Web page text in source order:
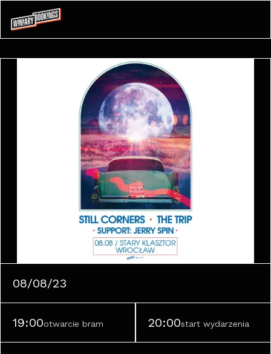
08/08/23
19:00otwarcie bram 20:00start wydarzenia